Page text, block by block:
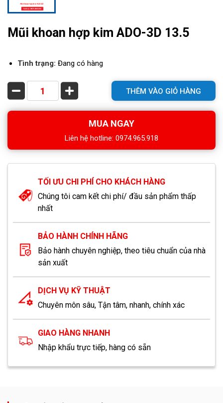
Mũi khoan hợp kim ADO-3D 13.5
Tình trạng: Đang có hàng
THÊM VÀO GIỎ HÀNG
MUA NGAY
Liên hệ hotline: 0974.965.918
TỐI ƯU CHI PHÍ CHO KHÁCH HÀNG
Chúng tôi cam kết chi phí/ đầu sản phẩm thấp
nhất
BẢO HÀNH CHÍNH HÃNG
Bảo hành chuyên nghiệp, theo tiêu chuẩn của nhà
sản xuất
DỊCH VỤ KỸ THUẬT
Chuyên môn sâu, Tận tâm, nhanh, chính xác
GIAO HÀNG NHANH
Nhập khẩu trực tiếp, hàng có sẵn